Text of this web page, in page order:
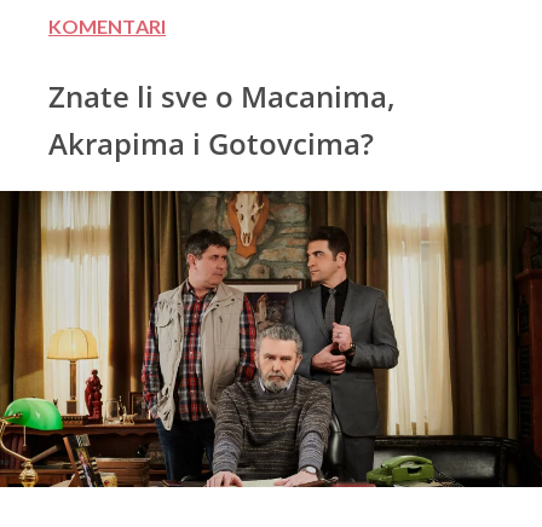
KOMENTARI
Znate li sve o Macanima,
Akrapima i Gotovcima?